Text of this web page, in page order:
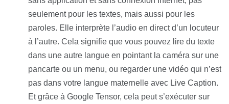
seulement pour les textes, mais aussi pour les
paroles. Elle interprète l’audio en direct d’un locuteur
à l’autre. Cela signifie que vous pouvez lire du texte
dans une autre langue en pointant la caméra sur une
pancarte ou un menu, ou regarder une vidéo qui n’est
pas dans votre langue maternelle avec Live Caption.
Et grâce à Google Tensor, cela peut s’exécuter sur